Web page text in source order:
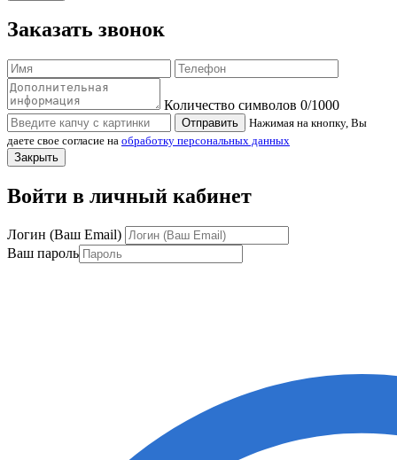
Заказать звонок
Количество символов 0/1000
Отправить
Нажимая на кнопку, Вы
даете свое согласие на обработку персональных данных
Закрыть
Войти в личный кабинет
Логин (Ваш Email)
Ваш пароль